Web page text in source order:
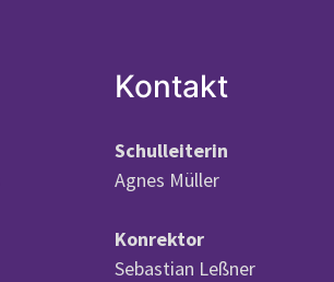
Kontakt
Schulleiterin
Agnes Müller
Konrektor
Sebastian Leßner